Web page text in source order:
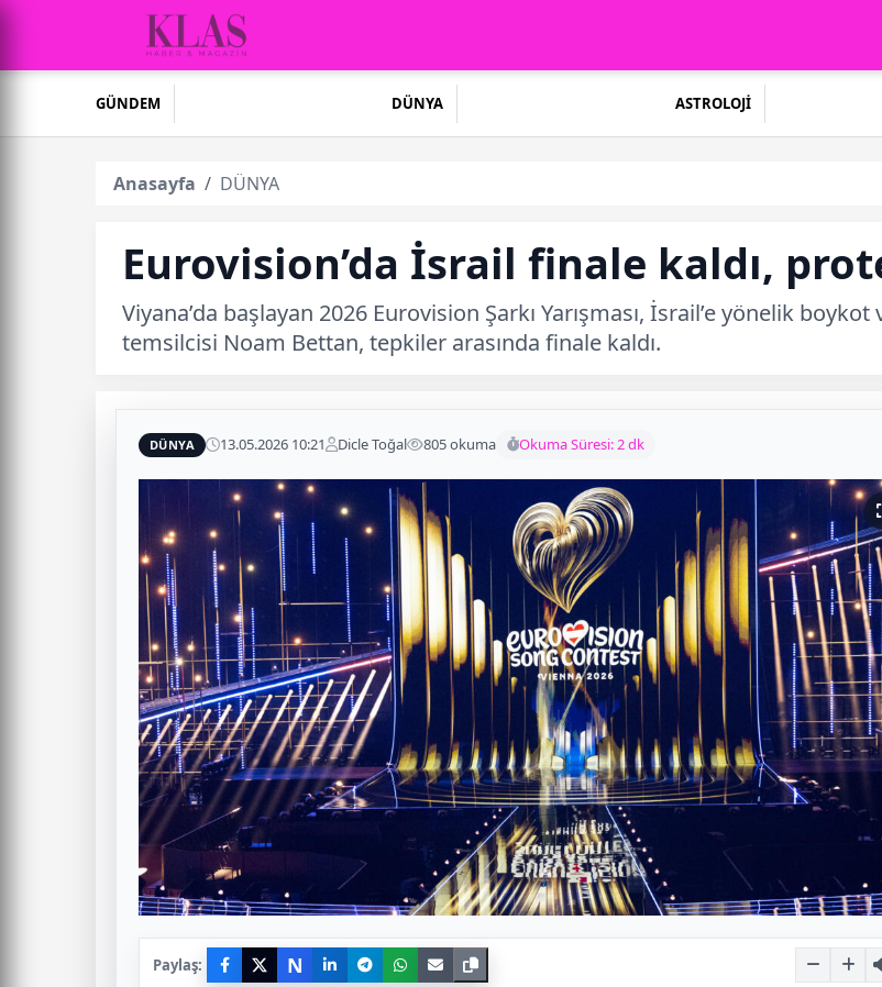
GÜNDEM DÜNYA ASTROLOJİ
Anasayfa DÜNYA
Eurovision’da İsrail finale kaldı,
Viyana’da başlayan 2026 Eurovision Şarkı Yarışması, İsrail’e yönelik
temsilcisi Noam Bettan, tepkiler arasında finale kaldı.
DÜNYA 13.05.2026 10:21 Dicle Toğal 805 okuma Okuma Süresi: 2 dk
Paylaş: N